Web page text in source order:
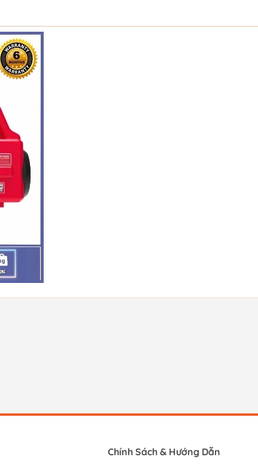
Chính Sách & Hướng Dẫn